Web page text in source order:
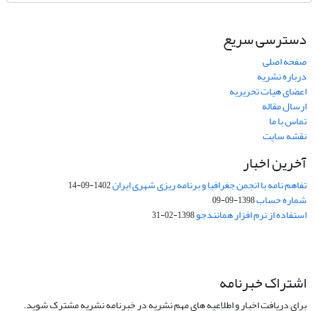
دسترسی سریع
صفحه اصلی
درباره نشریه
اعضای هیات تحریریه
ارسال مقاله
تماس با ما
نقشه سایت
آخرین اخبار
تفاهم نامه با انجمن جغرافیا و برنامه ریزی شهری ایران1402-09-14
شماره حساب1398-09-09
استفاده از نرم افزار همانندجو1398-02-31
اشتراک خبرنامه
برای دریافت اخبار و اطلاعیه های مهم نشریه در خبرنامه نشریه مشترک شوید.